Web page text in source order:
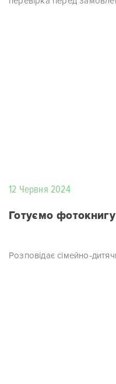
12 Червня 2024
Готуємо
Розповідає сімейно-